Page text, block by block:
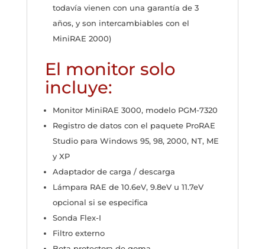
todavía vienen con una garantía de 3
años, y son intercambiables con el
MiniRAE 2000)
El monitor solo
incluye:
Monitor MiniRAE 3000, modelo PGM-7320
Registro de datos con el paquete ProRAE
Studio para Windows 95, 98, 2000, NT, ME
y XP
Adaptador de carga / descarga
Lámpara RAE de 10.6eV, 9.8eV u 11.7eV
opcional si se especifica
Sonda Flex-I
Filtro externo